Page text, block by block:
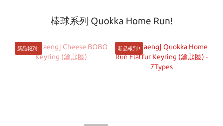
棒球系列 Quokka Home Run!
新品報到 ! 新品報到 !